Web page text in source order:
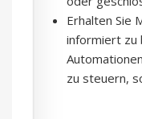
Erhalten Sie
informiert zu
zu steuern,